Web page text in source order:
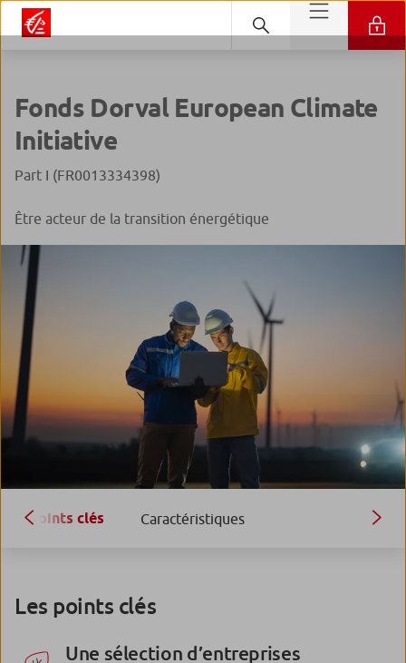
Fonds Dorval European Climate
Initiative
Part I (FR0013334398)
Être acteur de la transition énergétique
Points clés Caractéristiques
Les points clés
Une sélection d’entreprises